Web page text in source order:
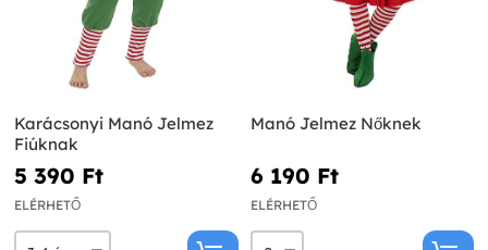
Karácsonyi Manó Jelmez
Fiúknak
5 390 Ft‎
ELÉRHETŐ
Manó Jelmez Nőknek
6 190 Ft‎
ELÉRHETŐ